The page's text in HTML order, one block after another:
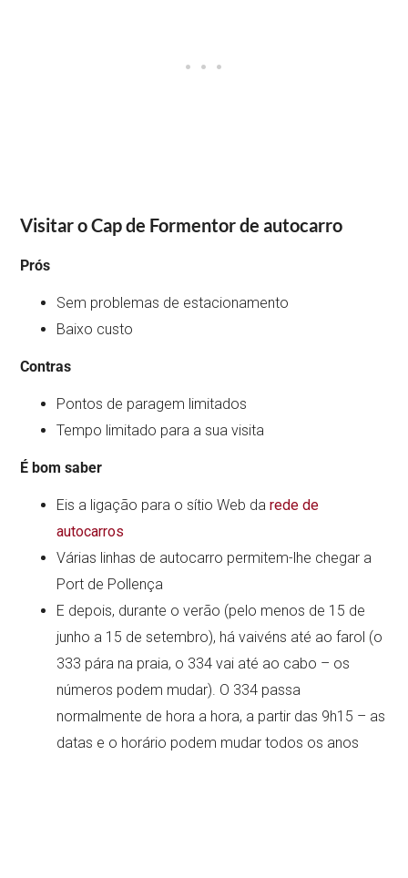
Visitar o Cap de Formentor de autocarro
Prós
Sem problemas de estacionamento
Baixo custo
Contras
Pontos de paragem limitados
Tempo limitado para a sua visita
É bom saber
Eis a ligação para o sítio Web darede de
autocarros
Várias linhas de autocarro permitem-lhe chegar a
Port de Pollença
E depois, durante o verão (pelo menos de 15 de
junho a 15 de setembro), há vaivéns até ao farol (o
333 pára na praia, o 334 vai até ao cabo – os
números podem mudar). O 334 passa
normalmente de hora a hora, a partir das 9h15 – as
datas e o horário podem mudar todos os anos